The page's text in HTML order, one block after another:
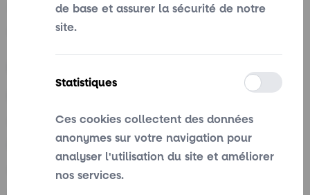
: quoi dire, comment réagir, et comment
offrir un soutien sans jugement.
Être présent.e pour quelqu’un qui a subi
de la violence est essentiel. Il est
important de croire, d’écouter sans juger
et de respecter son rythme. La survivante
de base et assurer la sécurité de notre
site.
Statistiques
Ces cookies collectent des données
anonymes sur votre navigation pour
analyser l'utilisation du site et améliorer
nos services.